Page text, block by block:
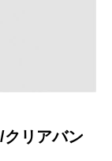
リアバン